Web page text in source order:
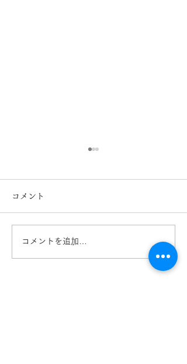
内藤熊八作 N-302 N-303
コメント
コメントを追加…